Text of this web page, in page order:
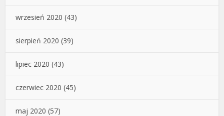
wrzesień 2020 (43)
sierpień 2020 (39)
lipiec 2020 (43)
czerwiec 2020 (45)
maj 2020 (57)